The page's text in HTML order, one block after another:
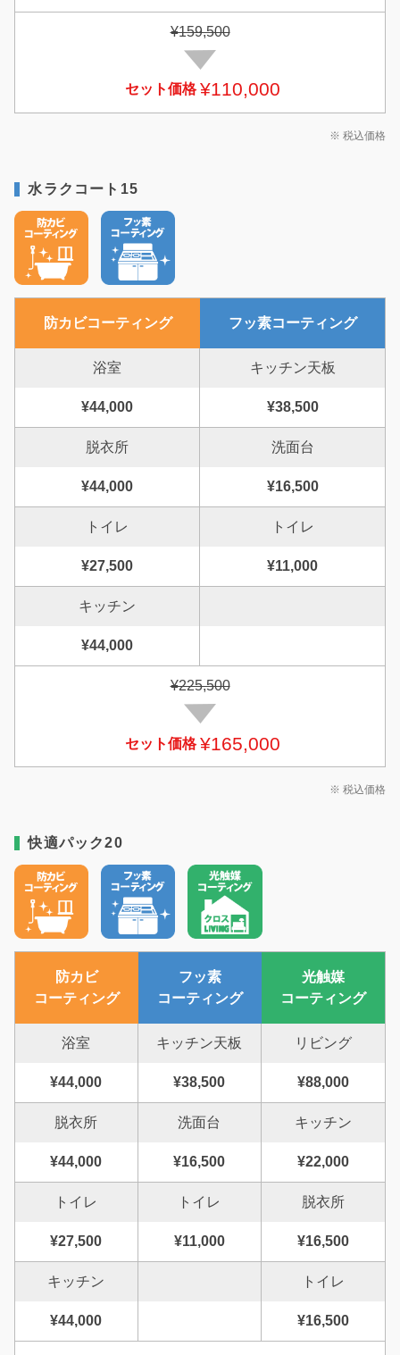
¥159,500
セット価格 ¥110,000
※ 税込価格
水ラクコート15
防カビコーティング フッ素コーティング
浴室
¥44,000
キッチン天板
¥38,500
脱衣所
¥44,000
洗面台
¥16,500
トイレ
¥27,500
トイレ
¥11,000
キッチン
¥44,000
¥225,500
セット価格 ¥165,000
※ 税込価格
快適パック20
防カビ
コーティング
フッ素
コーティング
光触媒
コーティング
浴室
¥44,000
キッチン天板
¥38,500
リビング
¥88,000
脱衣所
¥44,000
洗面台
¥16,500
キッチン
¥22,000
トイレ
¥27,500
トイレ
¥11,000
脱衣所
¥16,500
キッチン
¥44,000
トイレ
¥16,500